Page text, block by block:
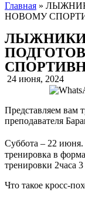
Главная »
НОВОМУ
24 июня, 2024
Представляем вам
преподавателя
Суббота – 22 июня.
тренировка в
тренировки 2часа
Что такое кросс-